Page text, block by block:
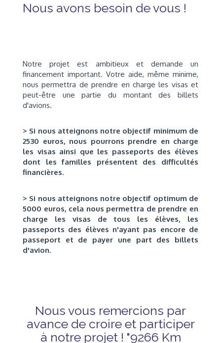
Nous avons besoin de vous !
Notre projet est ambitieux et demande un
financement important. Votre aide, même minime,
nous permettra de prendre en charge les visas et
peut-être une partie du montant des billets
d'avions.
> Si nous atteignons notre objectif minimum de
2530 euros, nous pourrons prendre en charge
les visas ainsi que les passeports des élèves
dont les familles présentent des difficultés
financières.
> Si nous atteignons notre objectif optimum de
5000 euros, cela nous permettra de prendre en
charge les visas de tous les élèves, les
passeports des élèves n'ayant pas encore de
passeport et de payer une part des billets
d'avion.
Nous vous remercions par
avance de croire et participer
à notre projet ! "9266 Km